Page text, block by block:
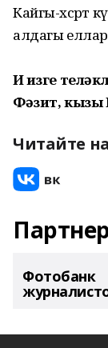
Кайгы-хәсрәт
алдагы
Иң изге
Фәзит, кызың
Читайте
Фотобанк